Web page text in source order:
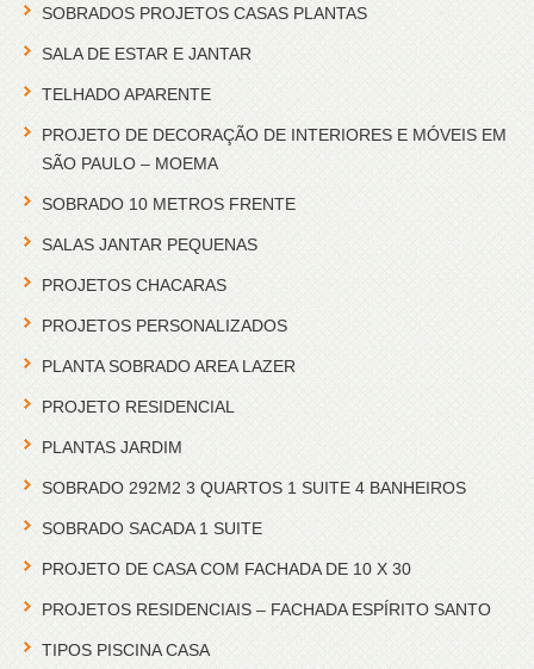
SOBRADOS PROJETOS CASAS PLANTAS
SALA DE ESTAR E JANTAR
TELHADO APARENTE
PROJETO DE DECORAÇÃO DE INTERIORES E MÓVEIS EM
SÃO PAULO – MOEMA
SOBRADO 10 METROS FRENTE
SALAS JANTAR PEQUENAS
PROJETOS CHACARAS
PROJETOS PERSONALIZADOS
PLANTA SOBRADO AREA LAZER
PROJETO RESIDENCIAL
PLANTAS JARDIM
SOBRADO 292M2 3 QUARTOS 1 SUITE 4 BANHEIROS
SOBRADO SACADA 1 SUITE
PROJETO DE CASA COM FACHADA DE 10 X 30
PROJETOS RESIDENCIAIS – FACHADA ESPÍRITO SANTO
TIPOS PISCINA CASA